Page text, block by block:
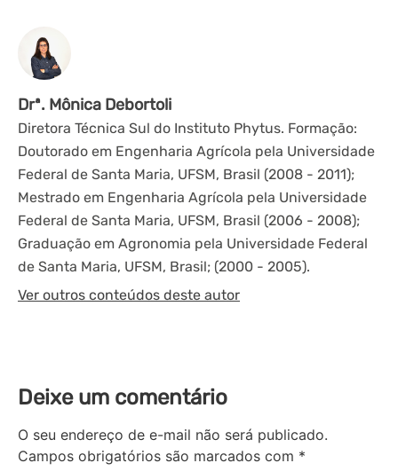
Drª. Mônica Debortoli
Diretora Técnica Sul do Instituto Phytus. Formação:
Doutorado em Engenharia Agrícola pela Universidade
Federal de Santa Maria, UFSM, Brasil (2008 - 2011);
Mestrado em Engenharia Agrícola pela Universidade
Federal de Santa Maria, UFSM, Brasil (2006 - 2008);
Graduação em Agronomia pela Universidade Federal
de Santa Maria, UFSM, Brasil; (2000 - 2005).
Ver outros conteúdos deste autor
Deixe um comentário
O seu endereço de e-mail não será publicado.
Campos obrigatórios são marcados com *